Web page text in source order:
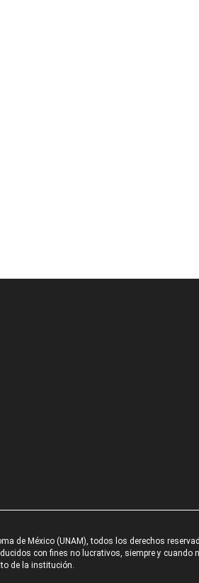
de México (UNAM), todos los derechos
con fines no lucrativos, siempre y
de la institución.